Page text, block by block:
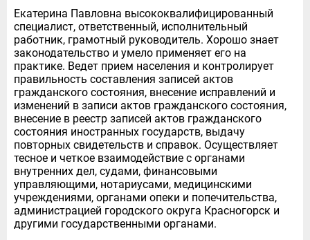
Екатерина Павловна высококвалифицированный
специалист, ответственный, исполнительный
работник, грамотный руководитель. Хорошо знает
законодательство и умело применяет его на
практике. Ведет прием населения и контролирует
правильность составления записей актов
гражданского состояния, внесение исправлений и
изменений в записи актов гражданского состояния,
внесение в реестр записей актов гражданского
состояния иностранных государств, выдачу
повторных свидетельств и справок. Осуществляет
тесное и четкое взаимодействие с органами
внутренних дел, судами, финансовыми
управляющими, нотариусами, медицинскими
учреждениями, органами опеки и попечительства,
администрацией городского округа Красногорск и
другими государственными органами.